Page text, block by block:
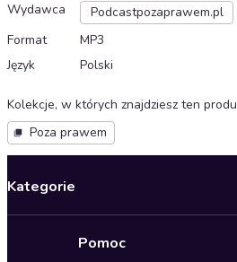
Wydawca
Podcastpozaprawem.pl
Format
MP3
Język
Polski
Kolekcje, w których znajdziesz ten
Poza prawem
Kategorie
Pomoc